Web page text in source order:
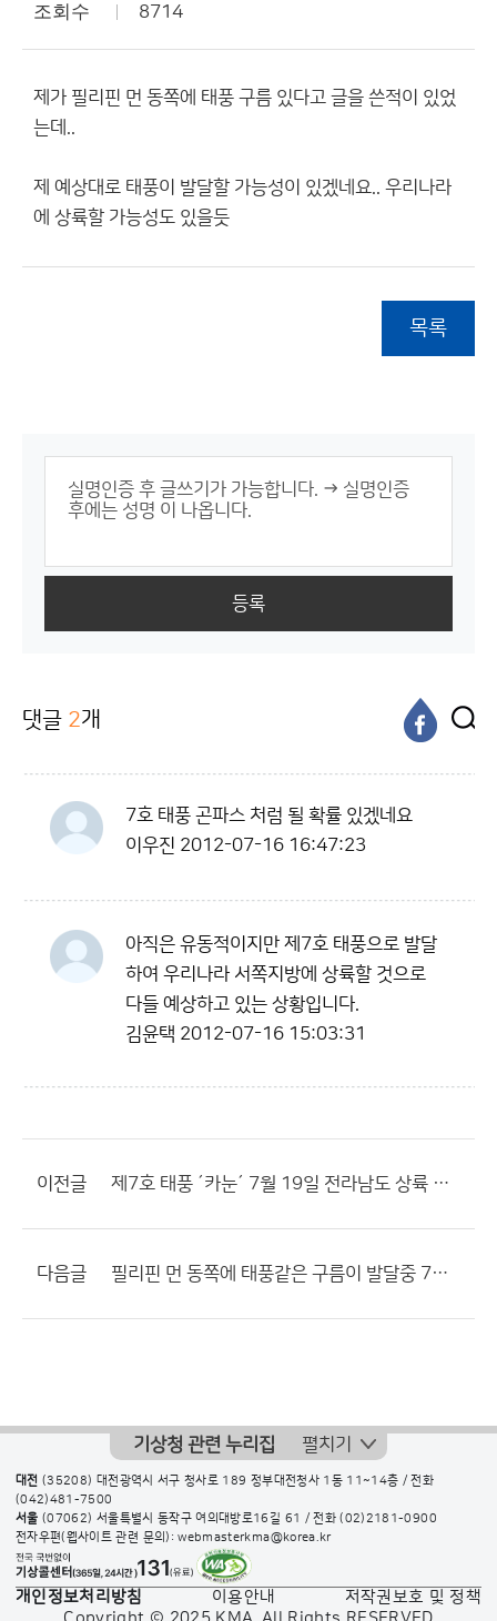
조회수 8714
제가 필리핀 먼 동쪽에 태풍 구름 있다고 글을 쓴적이 있었
는데..
제 예상대로 태풍이 발달할 가능성이 있겠네요.. 우리나라
에 상륙할 가능성도 있을듯
목록
등록
댓글 2개
7호 태풍 곤파스 처럼 될 확률 있겠네요
이우진 2012-07-16 16:47:23
아직은 유동적이지만 제7호 태풍으로 발달
하여 우리나라 서쪽지방에 상륙할 것으로
다들 예상하고 있는 상황입니다.
김윤택 2012-07-16 15:03:31
이전글 제7호 태풍 ´카눈´ 7월 19일 전라남도 상륙 예보
다음글 필리핀 먼 동쪽에 태풍같은 구름이 발달중 7호태풍 발생 ????
기상청 관련 누리집 펼치기
대전 (35208) 대전광역시 서구 청사로 189 정부대전청사 1동 11~14층 / 전화
(042)481-7500
서울 (07062) 서울특별시 동작구 여의대방로16길 61 / 전화(02)2181-0900
전자우편(웹사이트 관련 문의): webmasterkma@korea.kr
개인정보처리방침 이용안내
저작권보호 및 정책